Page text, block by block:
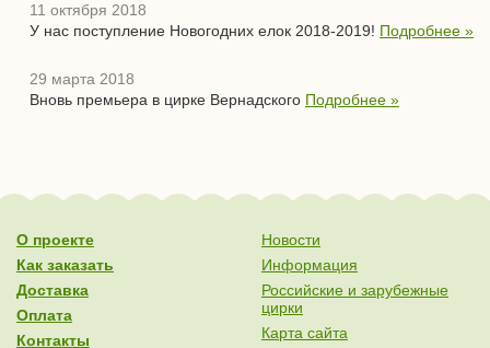
11 октября 2018
У нас поступление Новогодних елок 2018-2019! Подробнее »
29 марта 2018
Вновь премьера в цирке Вернадского Подробнее »
О проекте
Как заказать
Доставка
Оплата
Контакты
Новости
Информация
Российские и зарубежные
цирки
Карта сайта